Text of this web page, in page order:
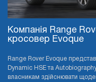
Компанія Range
кросовер Evoque
Range Rover Evoque
Dynamic HSE та
власникам здійснювати